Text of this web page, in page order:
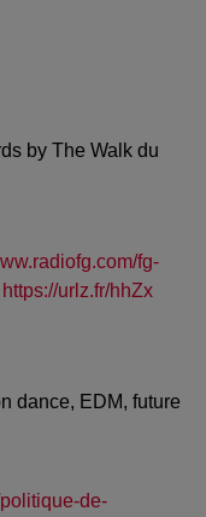
by The Walk du
fg-
https://urlz.fr/hhZx
dance, EDM, future
de-